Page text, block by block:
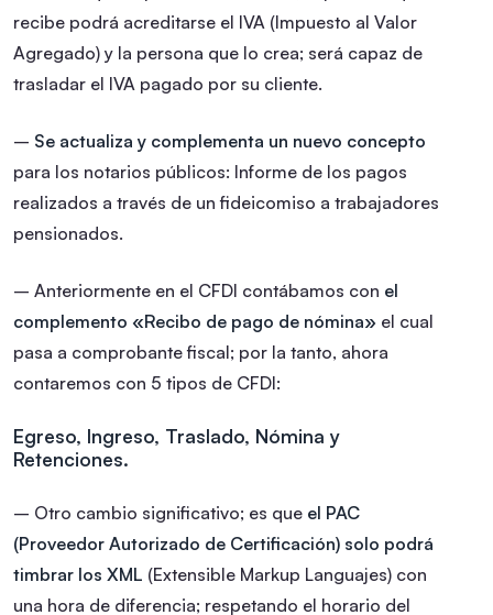
recibe podrá acreditarse el IVA (Impuesto al Valor
Agregado) y la persona que lo crea; será capaz de
trasladar el IVA pagado por su cliente.
– Se actualiza y complementa un nuevo concepto
para los notarios públicos: Informe de los pagos
realizados a través de un fideicomiso a trabajadores
pensionados.
– Anteriormente en el CFDI contábamos con el
complemento «Recibo de pago de nómina» el cual
pasa a comprobante fiscal; por la tanto, ahora
contaremos con 5 tipos de CFDI:
Egreso, Ingreso, Traslado, Nómina y
Retenciones.
– Otro cambio significativo; es que el PAC
(Proveedor Autorizado de Certificación) solo podrá
timbrar los XML (Extensible Markup Languajes) con
una hora de diferencia; respetando el horario del